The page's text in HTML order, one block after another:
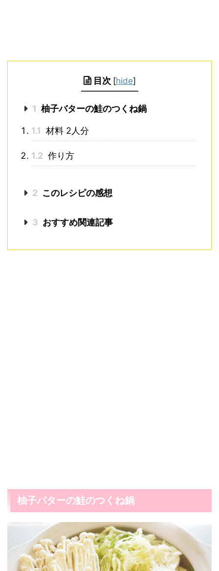
目次 [hide]
1 柚子バターの鮭のつくね鍋
1.1 材料 2人分
1.2 作り方
2 このレシピの感想
3 おすすめ関連記事
柚子バターの鮭のつくね鍋